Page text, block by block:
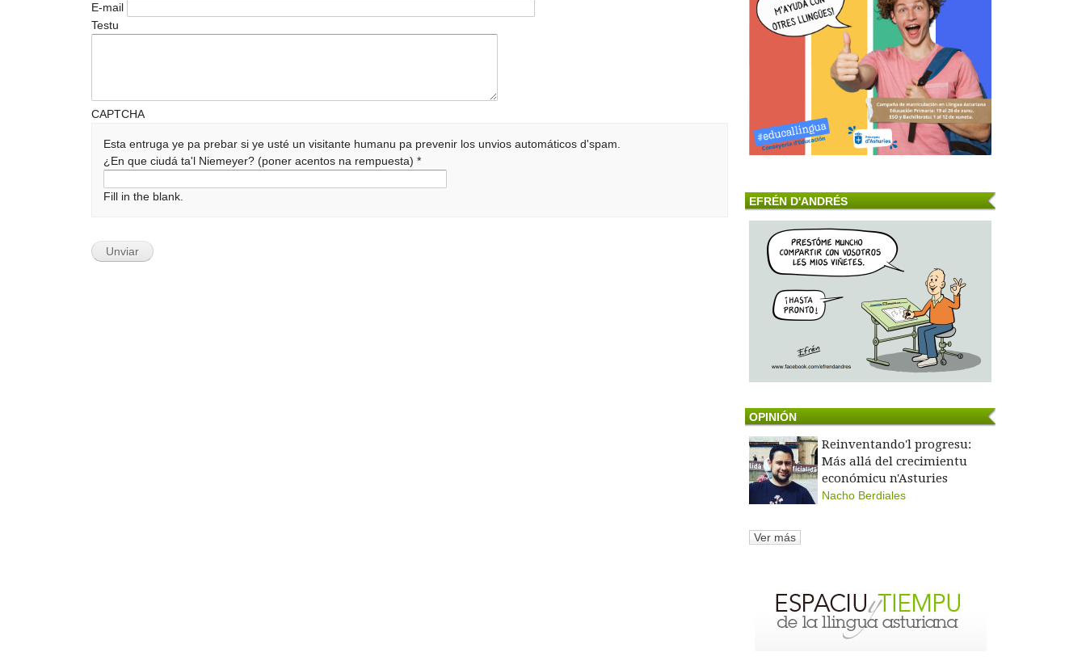
E-mail
Testu
CAPTCHA
Esta entruga ye pa prebar si ye usté un visitante humanu pa prevenir los unvios automáticos d'spam.
¿En que ciudá ta'l Niemeyer? (poner acentos na rempuesta)*
Fill in the blank. EFRÉN D'ANDRÉS
OPINIÓN
Reinventando'l progresu:
Más allá del crecimientu
económicu n'Asturies
Nacho Berdiales
Ver más